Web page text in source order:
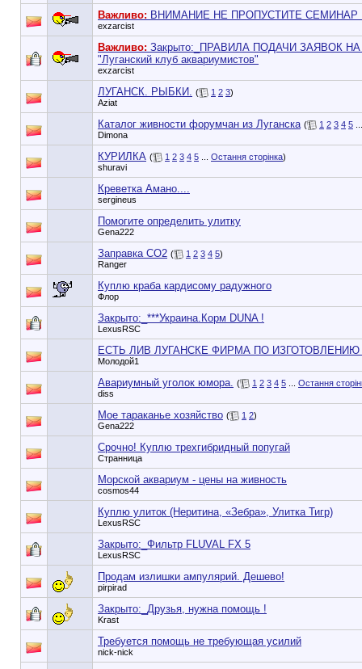
Важливо: ВНИМАНИЕ НЕ ПРОПУСТИТЕ СЕМИНАР
exzarcist
Важливо: Закрыто:_
ПРАВИЛА ПОДАЧИ ЗАЯВОК
"Луганский клуб аквариумистов"
exzarcist
ЛУГАНСК. РЫБКИ. ( 1 2 3)
Aziat
Каталог живности форумчан из Луганска ( 1 2 3 4 5
Dimona
КУРИЛКА ( 1 2 3 4 5 Остання сторінка)
shuravi
Креветка Амано....
sergineus
Помогите определить улитку
Gena222
Заправка СО2 ( 1 2 3 4 5)
Ranger
Куплю краба кардисому радужного
Флор
Закрыто:_ ***Украина.Корм DUNA !
LexusRSC
ЕСТЬ ЛИВ ЛУГАНСКЕ ФИРМА ПО
Молодой1
Авариумный уголок юмора. ( 1 2 3 4 5
Остання
diss
Мое тараканье хозяйство ( 1 2)
Gena222
Срочно! Куплю трехгибридный попугай
Странница
Морской аквариум - цены на живность
cosmos44
Куплю улиток (Неритина, «Зебра», Улитка Тигр)
LexusRSC
Закрыто:_ Фильтр FLUVAL FX 5
LexusRSC
Продам излишки ампулярий. Дешево!
pirpirad
Закрыто:_ Друзья, нужна помощь !
Krast
Требуется помощь не требующая усилий
nick-nick